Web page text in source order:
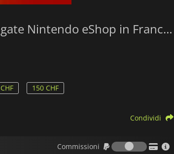
Le migliori offerte per le tue Carte prepagate Nintendo eShop in Franchi Svizzeri
150 CHF
Condividi
Commissioni